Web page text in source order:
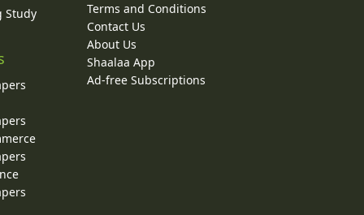
Study
Terms and Conditions
Contact Us
About Us
Shaalaa App
Ad-free Subscriptions